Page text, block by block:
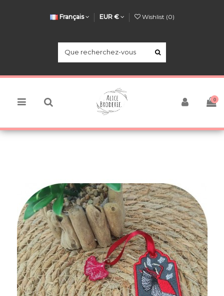
Français EUR € Wishlist (0)
0